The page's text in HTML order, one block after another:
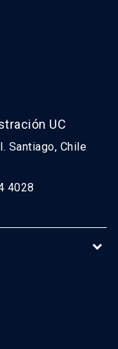
UC
Santiago, Chile
4028